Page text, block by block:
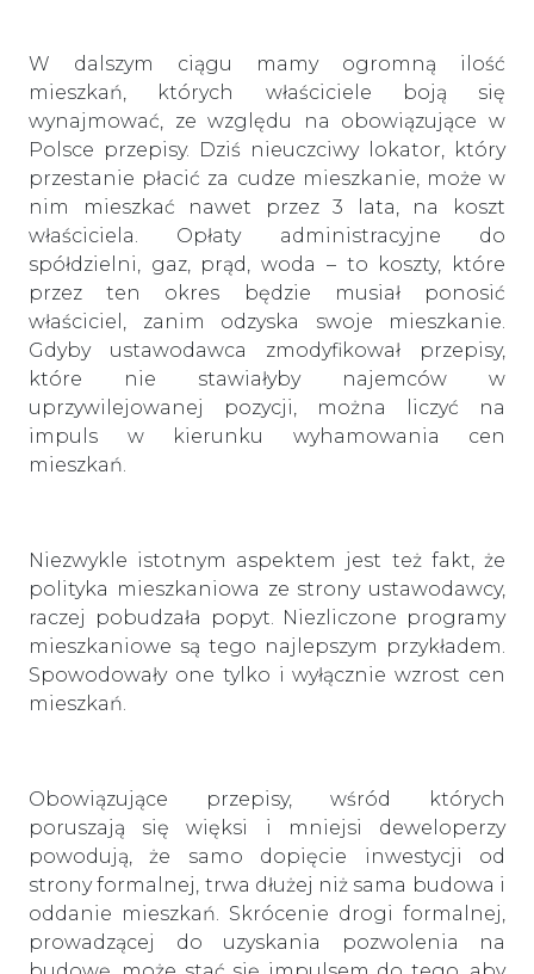
W dalszym ciągu mamy ogromną ilość
mieszkań, których właściciele boją się
wynajmować, ze względu na obowiązujące w
Polsce przepisy. Dziś nieuczciwy lokator, który
przestanie płacić za cudze mieszkanie, może w
nim mieszkać nawet przez 3 lata, na koszt
właściciela. Opłaty administracyjne do
spółdzielni, gaz, prąd, woda – to koszty, które
przez ten okres będzie musiał ponosić
właściciel, zanim odzyska swoje mieszkanie.
Gdyby ustawodawca zmodyfikował przepisy,
które nie stawiałyby najemców w
uprzywilejowanej pozycji, można liczyć na
impuls w kierunku wyhamowania cen
mieszkań.
Niezwykle istotnym aspektem jest też fakt, że
polityka mieszkaniowa ze strony ustawodawcy,
raczej pobudzała popyt. Niezliczone programy
mieszkaniowe są tego najlepszym przykładem.
Spowodowały one tylko i wyłącznie wzrost cen
mieszkań.
Obowiązujące przepisy, wśród których
poruszają się więksi i mniejsi deweloperzy
powodują, że samo dopięcie inwestycji od
strony formalnej, trwa dłużej niż sama budowa i
oddanie mieszkań. Skrócenie drogi formalnej,
prowadzącej do uzyskania pozwolenia na